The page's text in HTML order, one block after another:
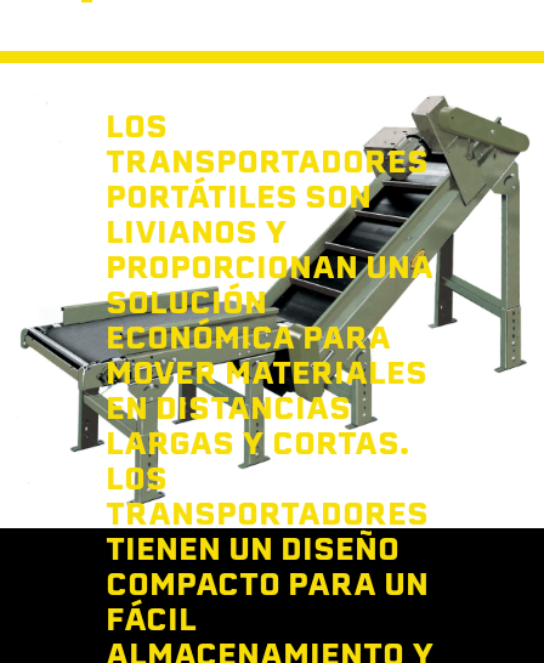
LOS
TRANSPORTADORES
PORTÁTILES SON
LIVIANOS Y
PROPORCIONAN UNA
SOLUCIÓN
ECONÓMICA PARA
MOVER MATERIALES
EN DISTANCIAS
LARGAS Y CORTAS.
LOS
TRANSPORTADORES
TIENEN UN DISEÑO
COMPACTO PARA UN
FÁCIL